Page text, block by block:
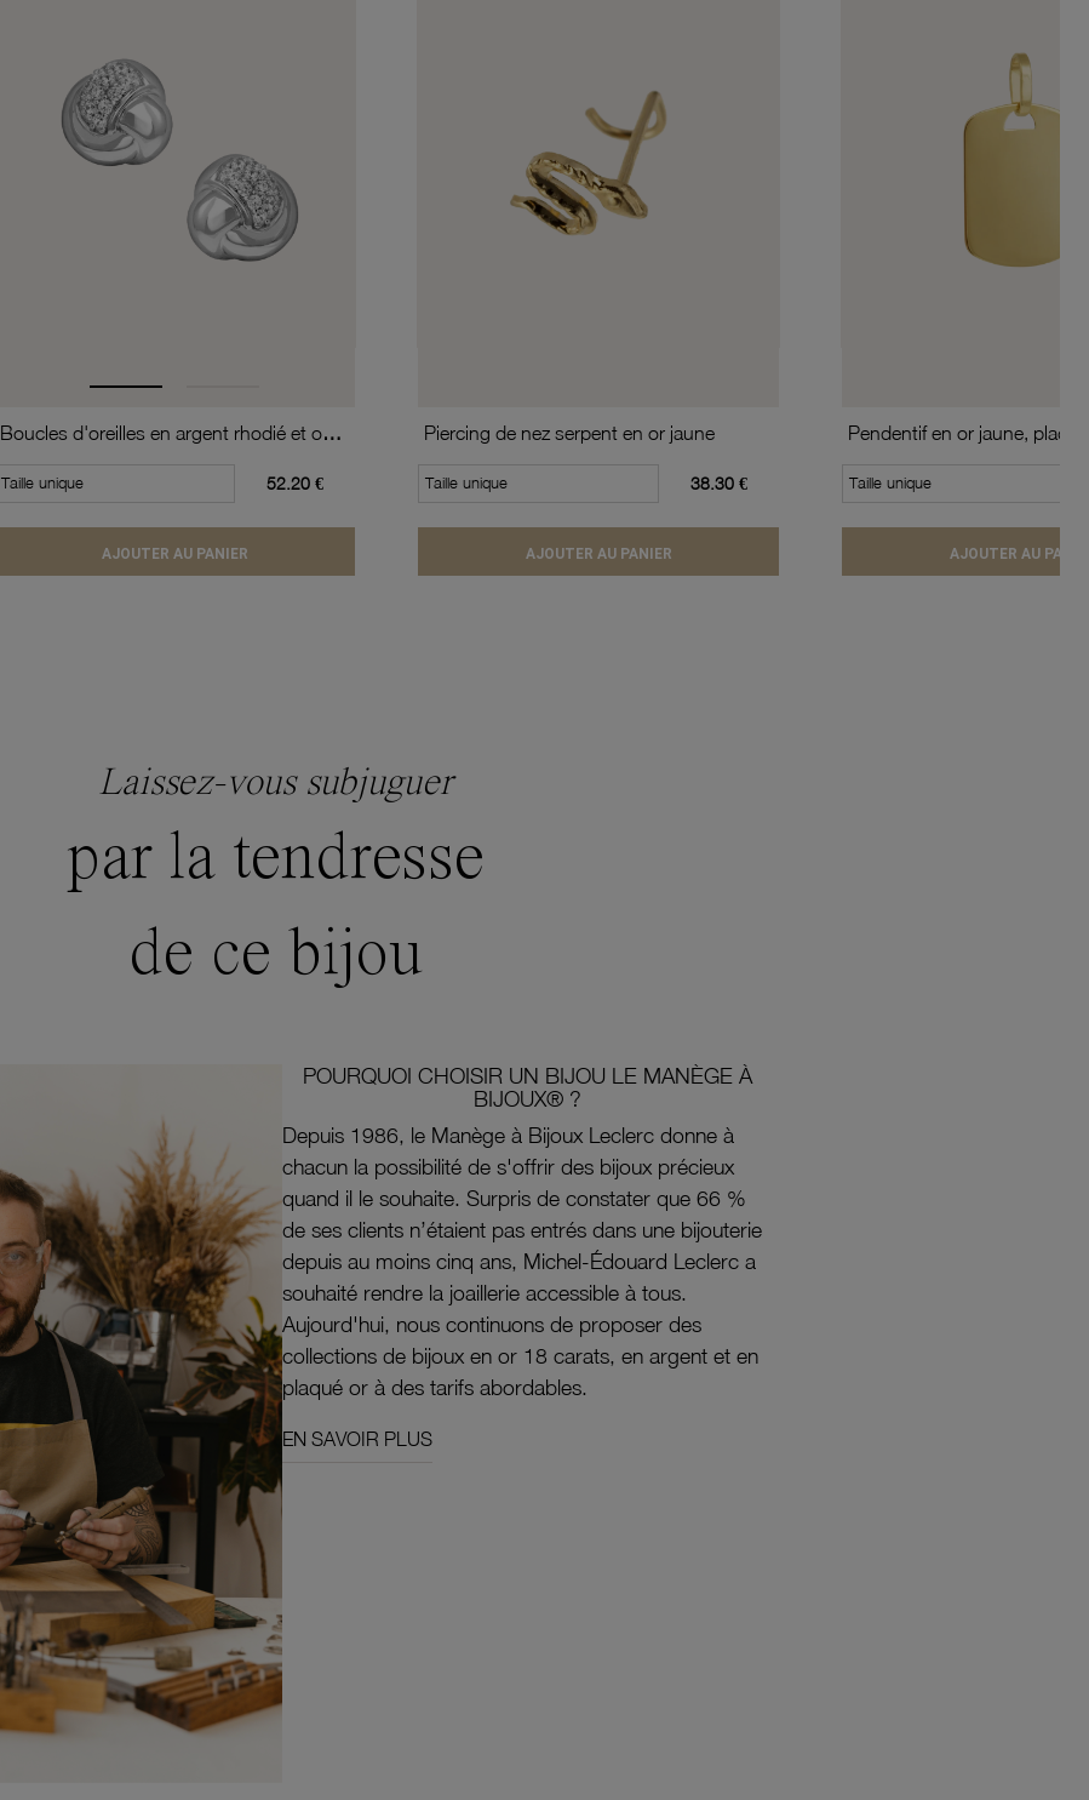
Boucles d'oreilles en argent rhodié et oxydes de zirconium
Taille unique 52.20 €
AJOUTER AU PANIER
Piercing de nez serpent en or jaune
Taille unique 38.30 €
AJOUTER AU PANIER
Taille unique
AJOUTER AU
Laissez-vous subjuguer
par la tendresse
de ce bijou
POURQUOI CHOISIR UN BIJOU LE MANÈGE À
BIJOUX® ?
Depuis 1986, le Manège à Bijoux Leclerc donne à
chacun la possibilité de s'offrir des bijoux précieux
quand il le souhaite. Surpris de constater que 66 %
de ses clients n’étaient pas entrés dans une bijouterie
depuis au moins cinq ans, Michel-Édouard Leclerc a
souhaité rendre la joaillerie accessible à tous.
Aujourd'hui, nous continuons de proposer des
collections de bijoux en or 18 carats, en argent et en
plaqué or à des tarifs abordables.
EN SAVOIR PLUS